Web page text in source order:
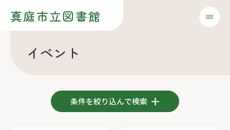
真庭市立図書館
イベント
条件を絞り込んで検索